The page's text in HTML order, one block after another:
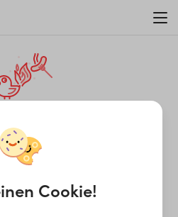
Seite nicht
Cookie!